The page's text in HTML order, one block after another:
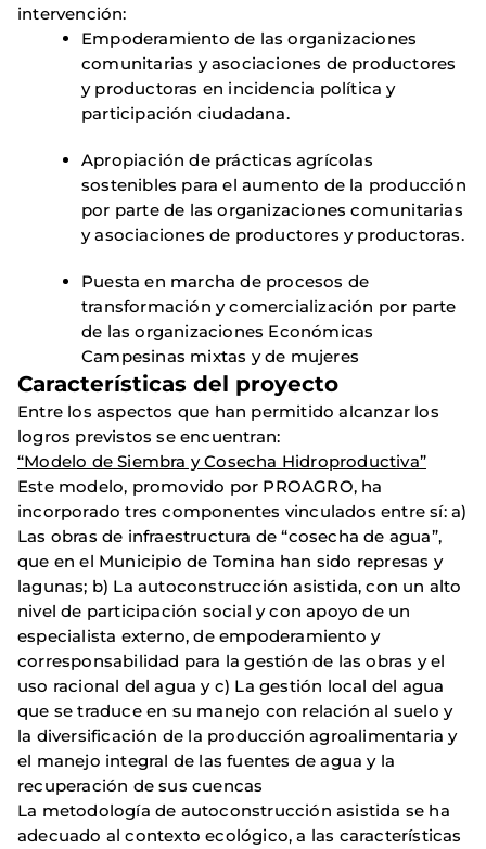
intervención:
Empoderamiento de las organizaciones
comunitarias y asociaciones de productores
y productoras en incidencia política y
participación ciudadana.
Apropiación de prácticas agrícolas
sostenibles para el aumento de la producción
por parte de las organizaciones comunitarias
y asociaciones de productores y productoras.
Puesta en marcha de procesos de
transformación y comercialización por parte
de las organizaciones Económicas
Campesinas mixtas y de mujeres
Características del proyecto
Entre los aspectos que han permitido alcanzar los
logros previstos se encuentran:
“Modelo de Siembra y Cosecha Hidroproductiva”
Este modelo, promovido por PROAGRO, ha
incorporado tres componentes vinculados entre sí: a)
Las obras de infraestructura de “cosecha de agua”,
que en el Municipio de Tomina han sido represas y
lagunas; b) La autoconstrucción asistida, con un alto
nivel de participación social y con apoyo de un
especialista externo, de empoderamiento y
corresponsabilidad para la gestión de las obras y el
uso racional del agua y c) La gestión local del agua
que se traduce en su manejo con relación al suelo y
la diversificación de la producción agroalimentaria y
el manejo integral de las fuentes de agua y la
recuperación de sus cuencas
La metodología de autoconstrucción asistida se ha
adecuado al contexto ecológico, a las características